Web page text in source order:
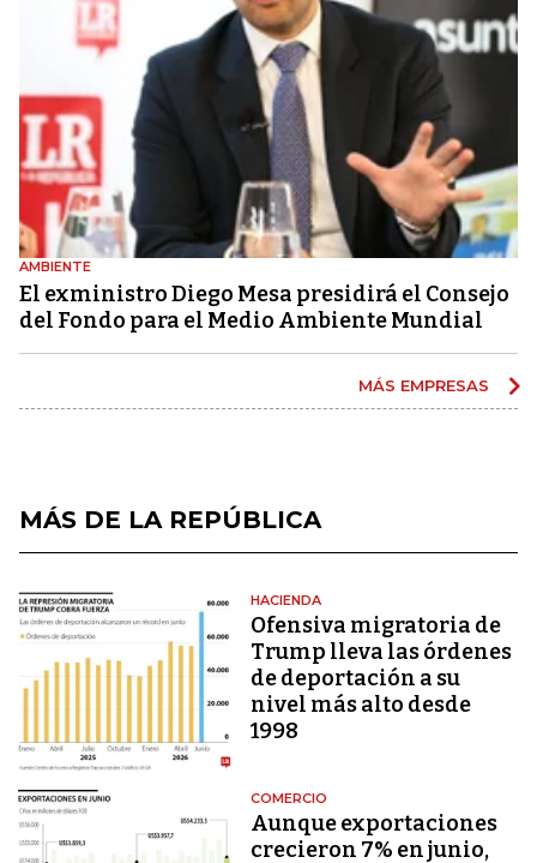
AMBIENTE
El exministro Diego Mesa presidirá el Consejo
del Fondo para el Medio Ambiente Mundial
MÁS EMPRESAS
MÁS DE LA REPÚBLICA
HACIENDA
Ofensiva migratoria de
Trump lleva las órdenes
de deportación a su
nivel más alto desde
1998
COMERCIO
Aunque exportaciones
crecieron 7% en junio,